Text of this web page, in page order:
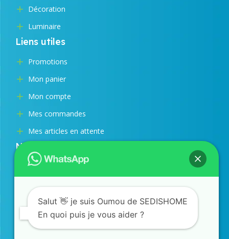
Décoration
Luminaire
Liens utiles
Promotions
Mon panier
Mon compte
Mes commandes
Mes articles en attente
Nos moyens de paiement
SUIVEZ NOUS
Facebook Instagram
Salut 👋 je suis Oumou de SEDISHOME
En quoi puis je vous aider ?